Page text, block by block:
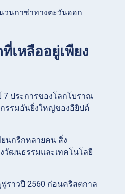
วนกาซ่าทางตะวันออก
เหลืออยู่เพียง
7 ประการของโลกโบราณ
รรมอันยิ่งใหญ่ของอียิปต์
นกรีกหลายคน สิ่ง
วัฒนธรรมและเทคโนโลยี
ราวปี 2560 ก่อนคริสตกาล